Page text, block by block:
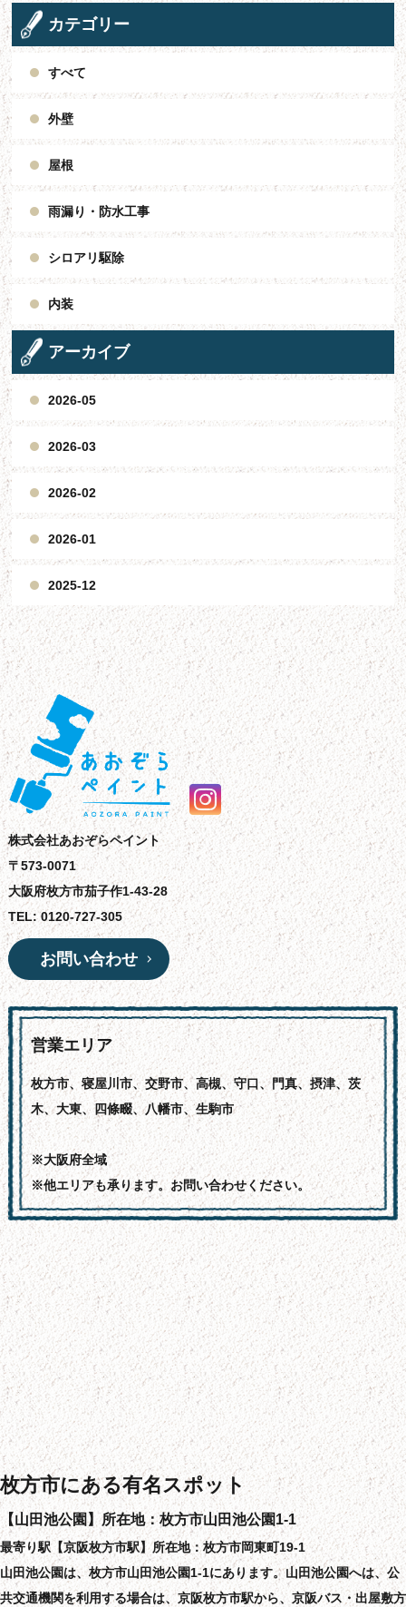
カテゴリー
すべて
外壁
屋根
雨漏り・防水工事
シロアリ駆除
内装
アーカイブ
2026-05
2026-03
2026-02
2026-01
2025-12
株式会社あおぞらペイント
〒573-0071
大阪府枚方市茄子作1-43-28
TEL: 0120-727-305
お問い合わせ
営業エリア
枚方市、寝屋川市、交野市、高槻、守口、門真、摂津、茨
木、大東、四條畷、八幡市、生駒市
※大阪府全域
※他エリアも承ります。お問い合わせください。
枚方市にある有名スポット
【山田池公園】所在地：枚方市山田池公園1-1
最寄り駅【京阪枚方市駅】所在地：枚方市岡東町19-1
山田池公園は、枚方市山田池公園1-1にあります。山田池公園へは、公
共交通機関を利用する場合は、京阪枚方市駅から、京阪バス・出屋敷方